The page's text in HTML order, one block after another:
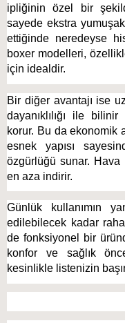
ipliğinin özel bir
sayede ekstra
ettiğinde neredeyse
boxer modelleri,
için idealdir.
Bir diğer avantajı ise
dayanıklılığı ile
korur. Bu da ekonomik
esnek yapısı
özgürlüğü sunar.
en aza indirir.
Günlük kullanımın
edilebilecek kadar
de fonksiyonel bir
konfor ve sağlık
kesinlikle listenizin